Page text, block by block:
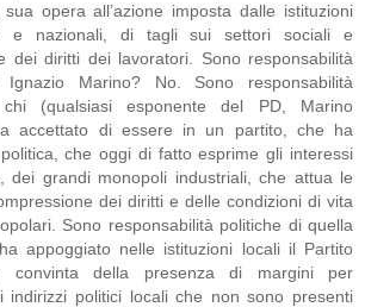
opera all’azione imposta dalle istituzioni
e nazionali, di tagli sui settori sociali e
dei diritti dei lavoratori. Sono responsabilità
Marino? No. Sono responsabilità
(qualsiasi esponente del PD, Marino
accettato di essere in un partito, che ha
che oggi di fatto esprime gli interessi
dei grandi monopoli industriali, che attua le
dei diritti e delle condizioni di vita
Sono responsabilità politiche di quella
appoggiato nelle istituzioni locali il Partito
convinta della presenza di margini per
indirizzi politici locali che non sono presenti